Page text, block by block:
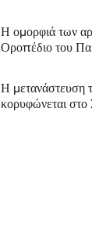
Η ομορφιά των
Οροπέδιο του
Η μετανάστευση
κορυφώνεται στο